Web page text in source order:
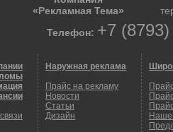
«Рекламная Тема»
Телефон: +7
Наружная реклама
Прайс на рекламу
Новости
Статьи
Дизайн
Наше